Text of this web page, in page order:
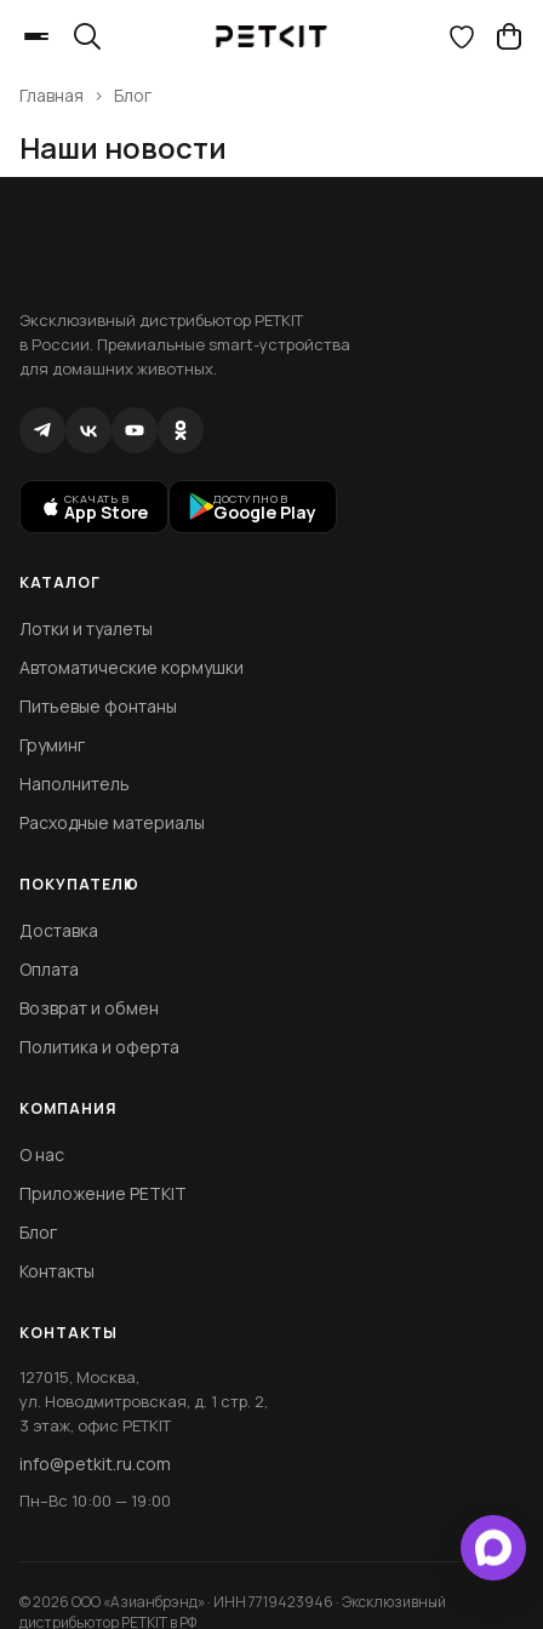
Блог
Главная ›
Наши новости
Эксклюзивный дистрибьютор PETKIT
в России. Премиальные smart-устройства
для домашних животных.
СКАЧАТЬ В
App Store
ДОСТУПНО В
Google Play
КАТАЛОГ
Лотки и туалеты
Автоматические кормушки
Питьевые фонтаны
Груминг
Наполнитель
Расходные материалы
ПОКУПАТЕЛЮ
Доставка
Оплата
Возврат и обмен
Политика и оферта
КОМПАНИЯ
О нас
Приложение PETKIT
Блог
Контакты
КОНТАКТЫ
127015, Москва,
ул. Новодмитровская, д. 1 стр. 2,
3 этаж, офис PETKIT
info@petkit.ru.com
Пн–Вс 10:00 — 19:00
© 2026 ООО «Азианбрэнд» · ИНН 7719423946 · Эксклюзивный
дистрибьютор PETKIT в РФ